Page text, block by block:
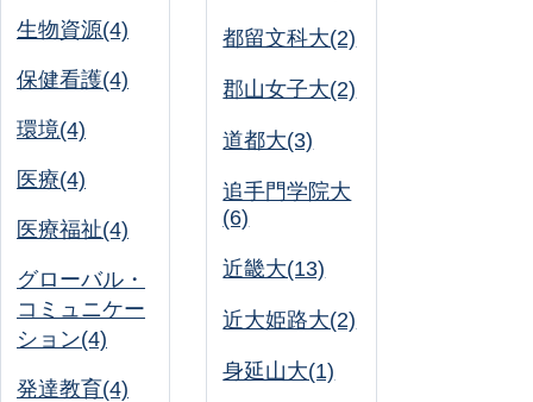
生物資源(4)
保健看護(4)
環境(4)
医療(4)
医療福祉(4)
グローバル・
コミュニケー
ション(4)
発達教育(4)
都留文科大(2)
郡山女子大(2)
道都大(3)
追手門学院大
(6)
近畿大(13)
近大姫路大(2)
身延山大(1)